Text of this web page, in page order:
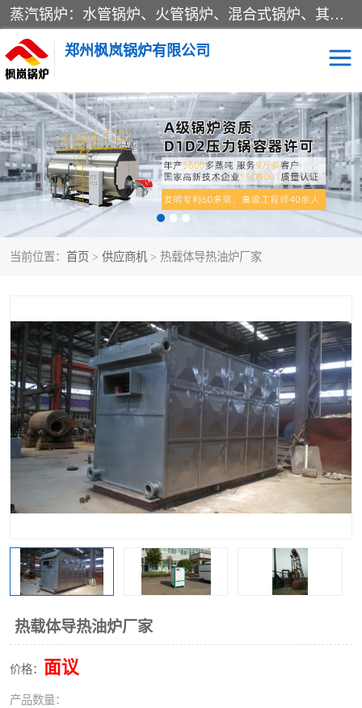
蒸汽锅炉：水管锅炉、火管锅炉、混合式锅炉、其他蒸汽锅炉； 热水锅炉：家用型集中供暖用热水锅炉、其他热水锅炉； 有机热载体锅炉； 船用蒸汽锅炉； （锅炉用辅助设备及装置）蒸汽冷凝器：表面冷凝器、混合式冷凝器、空冷式冷凝器、其他蒸汽冷凝器； 锅炉用辅助设备：节热器、蒸汽收集器、蓄能器、烟垢清除器、气体回收器、泥渣刮除器、空气预热器、其他锅炉用辅助设备；
郑州枫岚锅炉有限公司
当前位置： 首页 > 供应商机 > 热载体导热油炉厂家
热载体导热油炉厂家
价格： 面议
产品数量：